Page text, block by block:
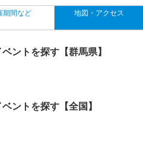
期間など 地図・アクセス
ントを探す【群馬県】
ントを探す【全国】